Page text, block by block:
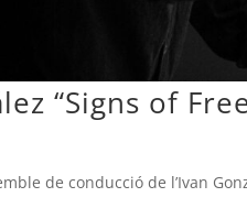
“Signs of
de conducció de l’Ivan